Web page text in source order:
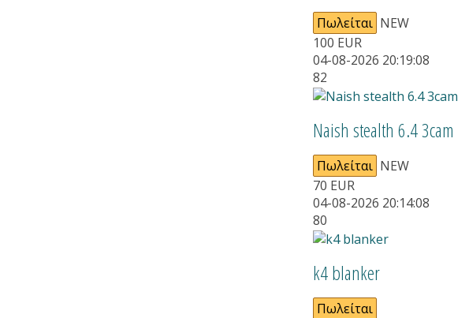
Πωλείται NEW
100 EUR
04-08-2026 20:19:08
82
Naish stealth 6.4 3cam
Πωλείται NEW
70 EUR
04-08-2026 20:14:08
80
k4 blanker
Πωλείται